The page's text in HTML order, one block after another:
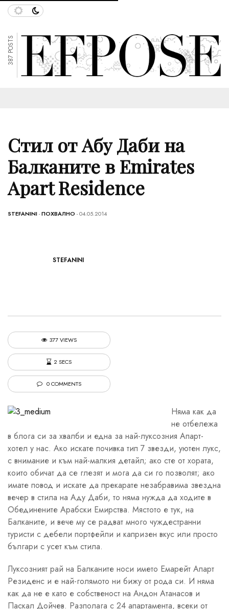
387 POSTS
Стил от Абу Даби на
Балканите в Emirates
Apart Residence
STEFANINI-ПОХВАЛНО - 04.05.2014
STEFANINI
377 VIEWS
2 SECS
0 COMMENTS
Няма как да
не отбележа
в блога си за хвалби и една за най-луксозния Апарт-
хотел у нас. Ако искате почивка тип 7 звезди, уютен лукс,
с внимание и към най-малкия детайл; ако сте от хората,
които обичат да се глезят и мога да си го позволят; ако
имате повод и искате да прекарате незабравима звездна
вечер в стила на Аду Даби, то няма нужда да ходите в
Обединените Арабски Емирства. Мястото е тук, на
Балканите, и вече му се радват много чуждестранни
туристи с дебели портфейли и капризен вкус или просто
българи с усет към стила.
Луксозният рай на Балканите носи името Емарейт Апарт
Резиденс и е най-голямото ни бижу от рода си. И няма
как да не е като е собственост на Андон Атанасов и
Паскал Дойчев. Разполага с 24 апартамента, всеки от